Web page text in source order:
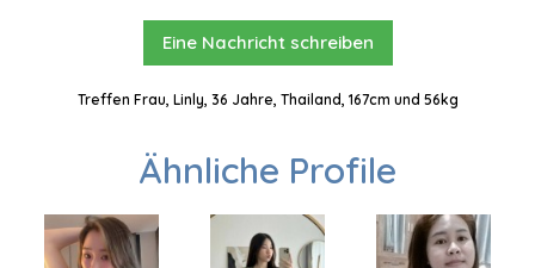
Eine Nachricht schreiben
Treffen Frau, Linly, 36 Jahre, Thailand, 167cm und 56kg
Ähnliche Profile